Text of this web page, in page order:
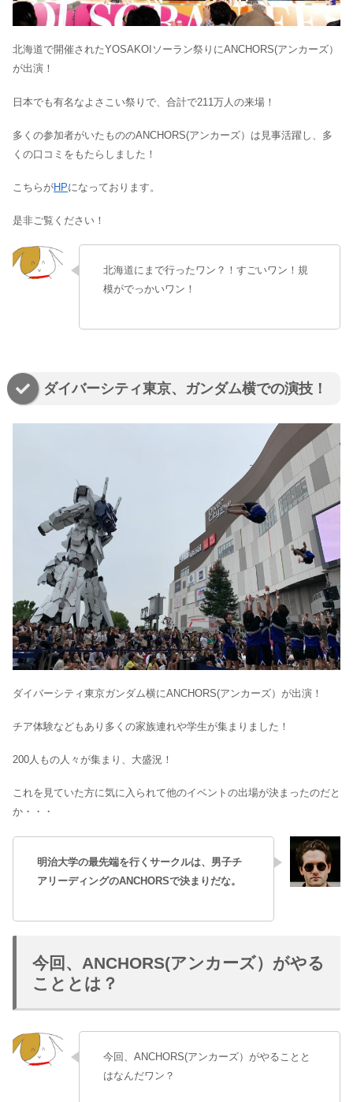
北海道で開催されたYOSAKOIソーラン祭りにANCHORS(アンカーズ）
が出演！
日本でも有名なよさこい祭りで、合計で211万人の来場！
多くの参加者がいたもののANCHORS(アンカーズ）は見事活躍し、多
くの口コミをもたらしました！
こちらがHPになっております。
是非ご覧ください！
北海道にまで行ったワン？！すごいワン！規
模がでっかいワン！
ダイバーシティ東京、ガンダム横での演技！
ダイバーシティ東京ガンダム横にANCHORS(アンカーズ）が出演！
チア体験などもあり多くの家族連れや学生が集まりました！
200人もの人々が集まり、大盛況！
これを見ていた方に気に入られて他のイベントの出場が決まったのだと
か・・・
明治大学の最先端を行くサークルは、男子チ
アリーディングのANCHORSで決まりだな。
今回、ANCHORS(アンカーズ）がやる
こととは？
今回、ANCHORS(アンカーズ）がやることと
はなんだワン？